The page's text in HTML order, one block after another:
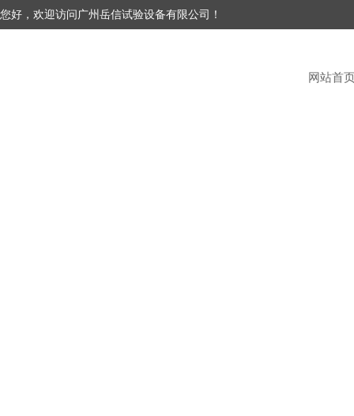
您好，欢迎访问广州岳信试验设备有限公司！
网站首